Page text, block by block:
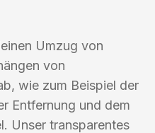
Umzug von
von
wie zum Beispiel der
Entfernung und dem
Unser transparentes